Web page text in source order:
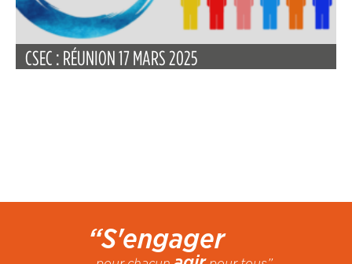
CSEC : RÉUNION 17 MARS 2025
“S'engager